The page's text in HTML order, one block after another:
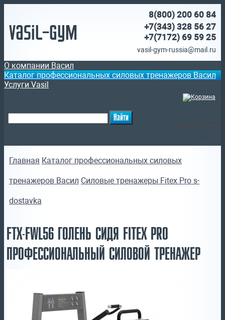
Vasil-Gym
8(800) 200 60 84
+7(343) 328 56 27
+7(7172) 69 59 25
vasil-gym-russia@mail.ru
О компании Васил
Каталог профессиональных силовых тренажеров Васил
Услуги Vasil
Главная Каталог профессиональных силовых
тренажеров Васил Силовые тренажеры Fitex Pro s-
dostavka
FTX-FWL56 ГОЛЕНЬ СИДЯ FITEX PRO
ПРОФЕССИОНАЛЬНЫЙ СИЛОВОЙ ТРЕНАЖЕР